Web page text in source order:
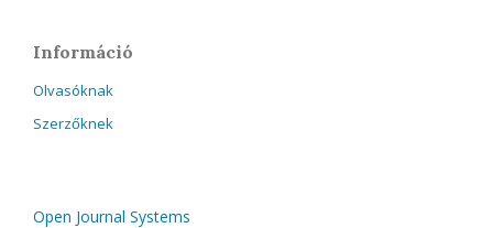
Információ
Olvasóknak
Szerzőknek
Open Journal Systems